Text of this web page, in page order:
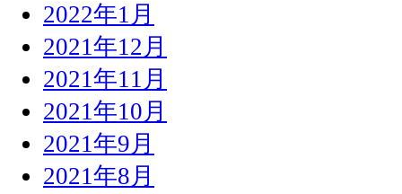
2022年1月
2021年12月
2021年11月
2021年10月
2021年9月
2021年8月